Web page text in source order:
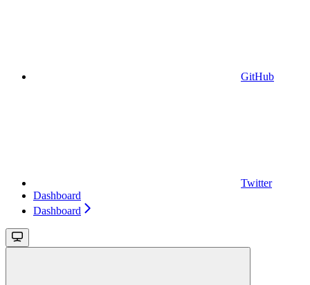
GitHub
Twitter
Dashboard
Dashboard